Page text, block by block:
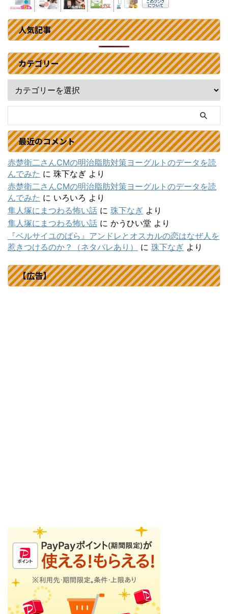
人気記事
カテゴリー
最近のコメント
赤楚衛二さんCMの明治脂肪対策ヨーグルトのデータを読
んでみた に 珠下なぎ より
赤楚衛二さんCMの明治脂肪対策ヨーグルトのデータを読
んでみた に いろいろ より
隼人塚にまつわる怖い話 に 珠下なぎ より
隼人塚にまつわる怖い話 に かうひい堂 より
『ベルサイユのばら』アンドレとオスカルの恋はなぜ人を
惹きつけるのか？（ネタバレあり）
に 珠下なぎ より
【広告】